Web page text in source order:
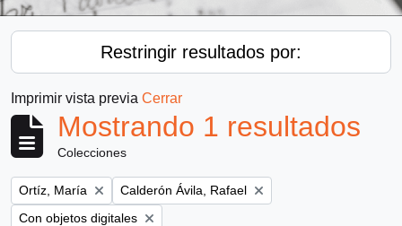
Restringir resultados por:
Imprimir vista previa Cerrar
Mostrando 1 resultados
Colecciones
Remove filter:
Ortíz, María Remove filter:
Calderón Ávila, Rafael
Remove filter:
Con objetos digitales